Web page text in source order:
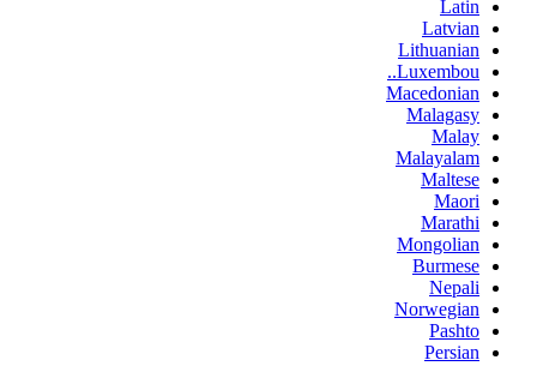
Latin
Latvian
Lithuanian
Luxembou..
Macedonian
Malagasy
Malay
Malayalam
Maltese
Maori
Marathi
Mongolian
Burmese
Nepali
Norwegian
Pashto
Persian